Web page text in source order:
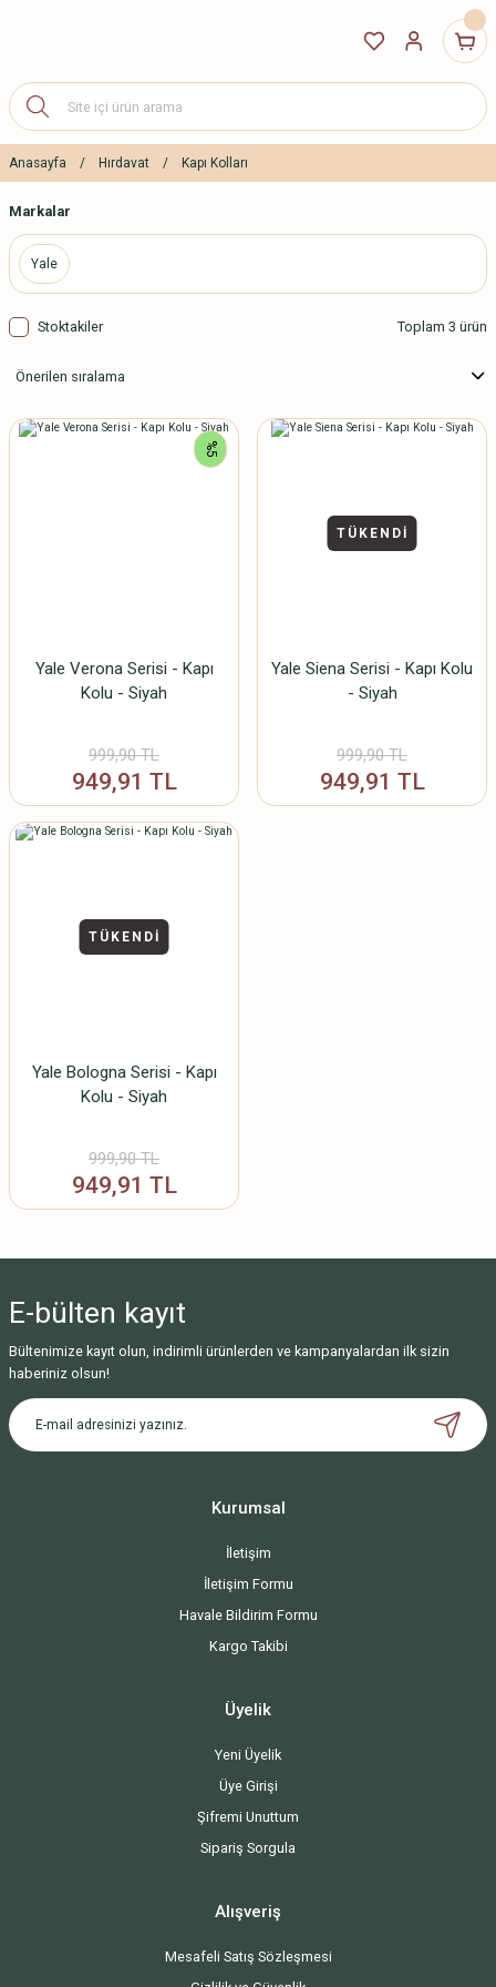
Anasayfa Hırdavat Kapı Kolları
Markalar
Yale
Stoktakiler Toplam 3 ürün
%5
Yale Verona Serisi - Kapı
Kolu - Siyah
999,90 TL
949,91 TL
TÜKENDİ
Yale Siena Serisi - Kapı Kolu
- Siyah
999,90 TL
949,91 TL
TÜKENDİ
Yale Bologna Serisi - Kapı
Kolu - Siyah
999,90 TL
949,91 TL
E-bülten kayıt
Bültenimize kayıt olun, indirimli ürünlerden ve kampanyalardan ilk sizin
haberiniz olsun!
Kurumsal
İletişim
İletişim Formu
Havale Bildirim Formu
Kargo Takibi
Üyelik
Yeni Üyelik
Üye Girişi
Şifremi Unuttum
Sipariş Sorgula
Alışveriş
Mesafeli Satış Sözleşmesi